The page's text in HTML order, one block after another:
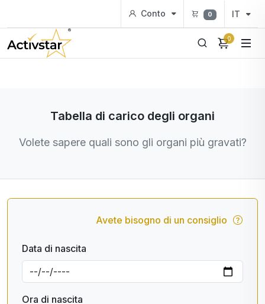
Conto 0 IT
0
Tabella di carico degli organi
Volete sapere quali sono gli organi più gravati?
Avete bisogno di un consiglio
Data di nascita
Ora di nascita